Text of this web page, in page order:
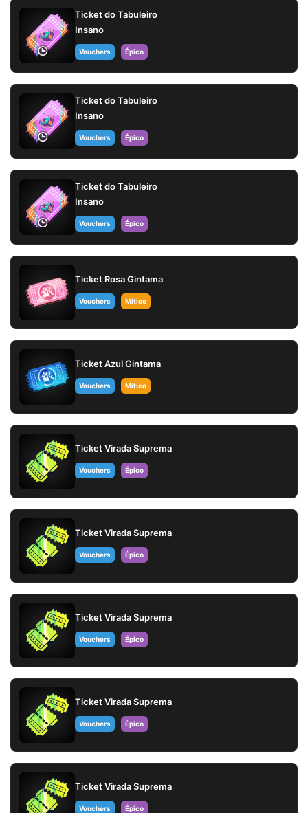
Ticket do Tabuleiro
Insano
Vouchers Épico
Ticket do Tabuleiro
Insano
Vouchers Épico
Ticket do Tabuleiro
Insano
Vouchers Épico
Ticket Rosa Gintama
Vouchers Mítico
Ticket Azul Gintama
Vouchers Mítico
Ticket Virada Suprema
Vouchers Épico
Ticket Virada Suprema
Vouchers Épico
Ticket Virada Suprema
Vouchers Épico
Ticket Virada Suprema
Vouchers Épico
Ticket Virada Suprema
Vouchers Épico